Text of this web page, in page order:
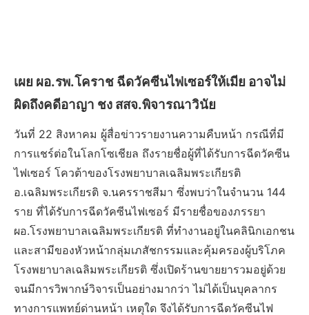
เผย ผอ.รพ.โคราช ฉีดวัคซีนไฟเซอร์ให้เมีย อาจไม่
ผิดถึงคดีอาญา ชง สสจ.พิจารณาวินัย
วันที่ 22 สิงหาคม ผู้สื่อข่าวรายงานความคืบหน้า กรณีที่มี
การแชร์ต่อในโลกโซเชียล ถึงรายชื่อผู้ที่ได้รับการฉีดวัคซีน
ไฟเซอร์ โควต้าของโรงพยาบาลเฉลิมพระเกียรติ
อ.เฉลิมพระเกียรติ จ.นครราชสีมา ซึ่งพบว่าในจำนวน 144
ราย ที่ได้รับการฉีดวัคซีนไฟเซอร์ มีรายชื่อของภรรยา
ผอ.โรงพยาบาลเฉลิมพระเกียรติ ที่ทำงานอยู่ในคลินิกเอกชน
และสามีของหัวหน้ากลุ่มเภสัชกรรมและคุ้มครองผู้บริโภค
โรงพยาบาลเฉลิมพระเกียรติ ซึ่งเปิดร้านขายยารวมอยู่ด้วย
จนมีการวิพากษ์วิจารเป็นอย่างมากว่า ไม่ได้เป็นบุคลากร
ทางการแพทย์ด่านหน้า เหตุใด จึงได้รับการฉีดวัคซีนไฟ